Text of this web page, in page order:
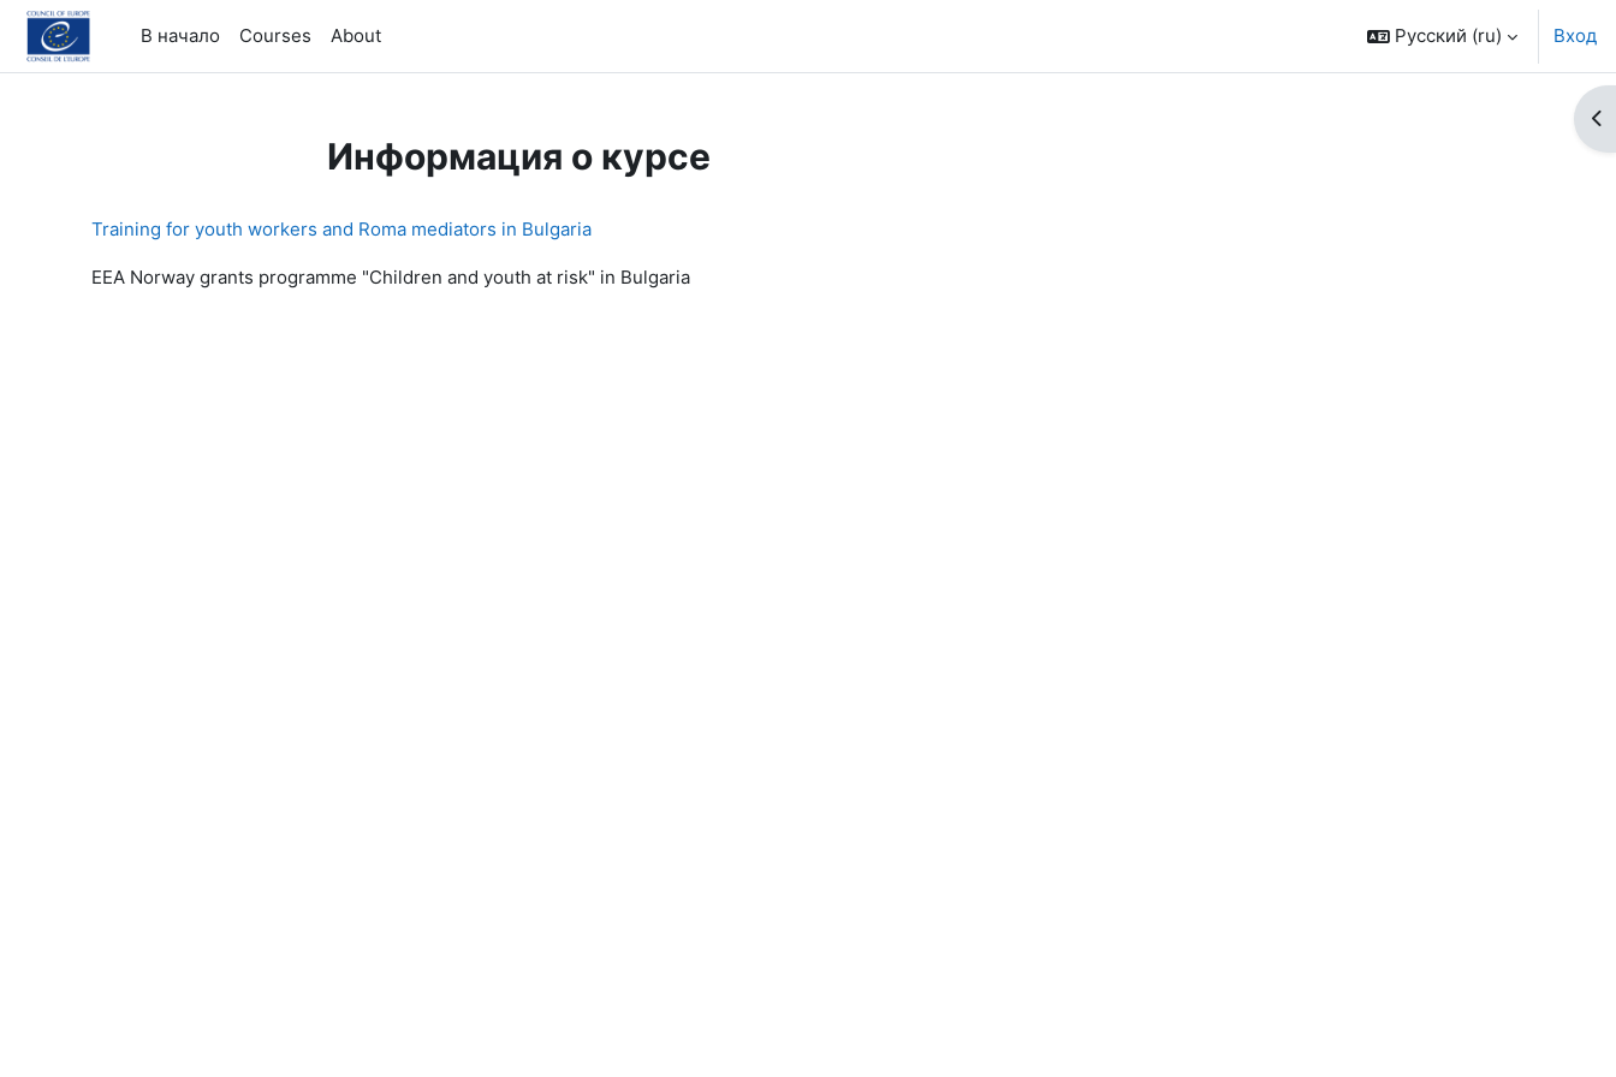
Перейти к основному содержанию
В начало
Courses About Русский ‎(ru)‎ Вход
Информация о курсе
Training for youth workers and Roma mediators in Bulgaria
EEA Norway grants programme "Children and youth at risk" in Bulgaria